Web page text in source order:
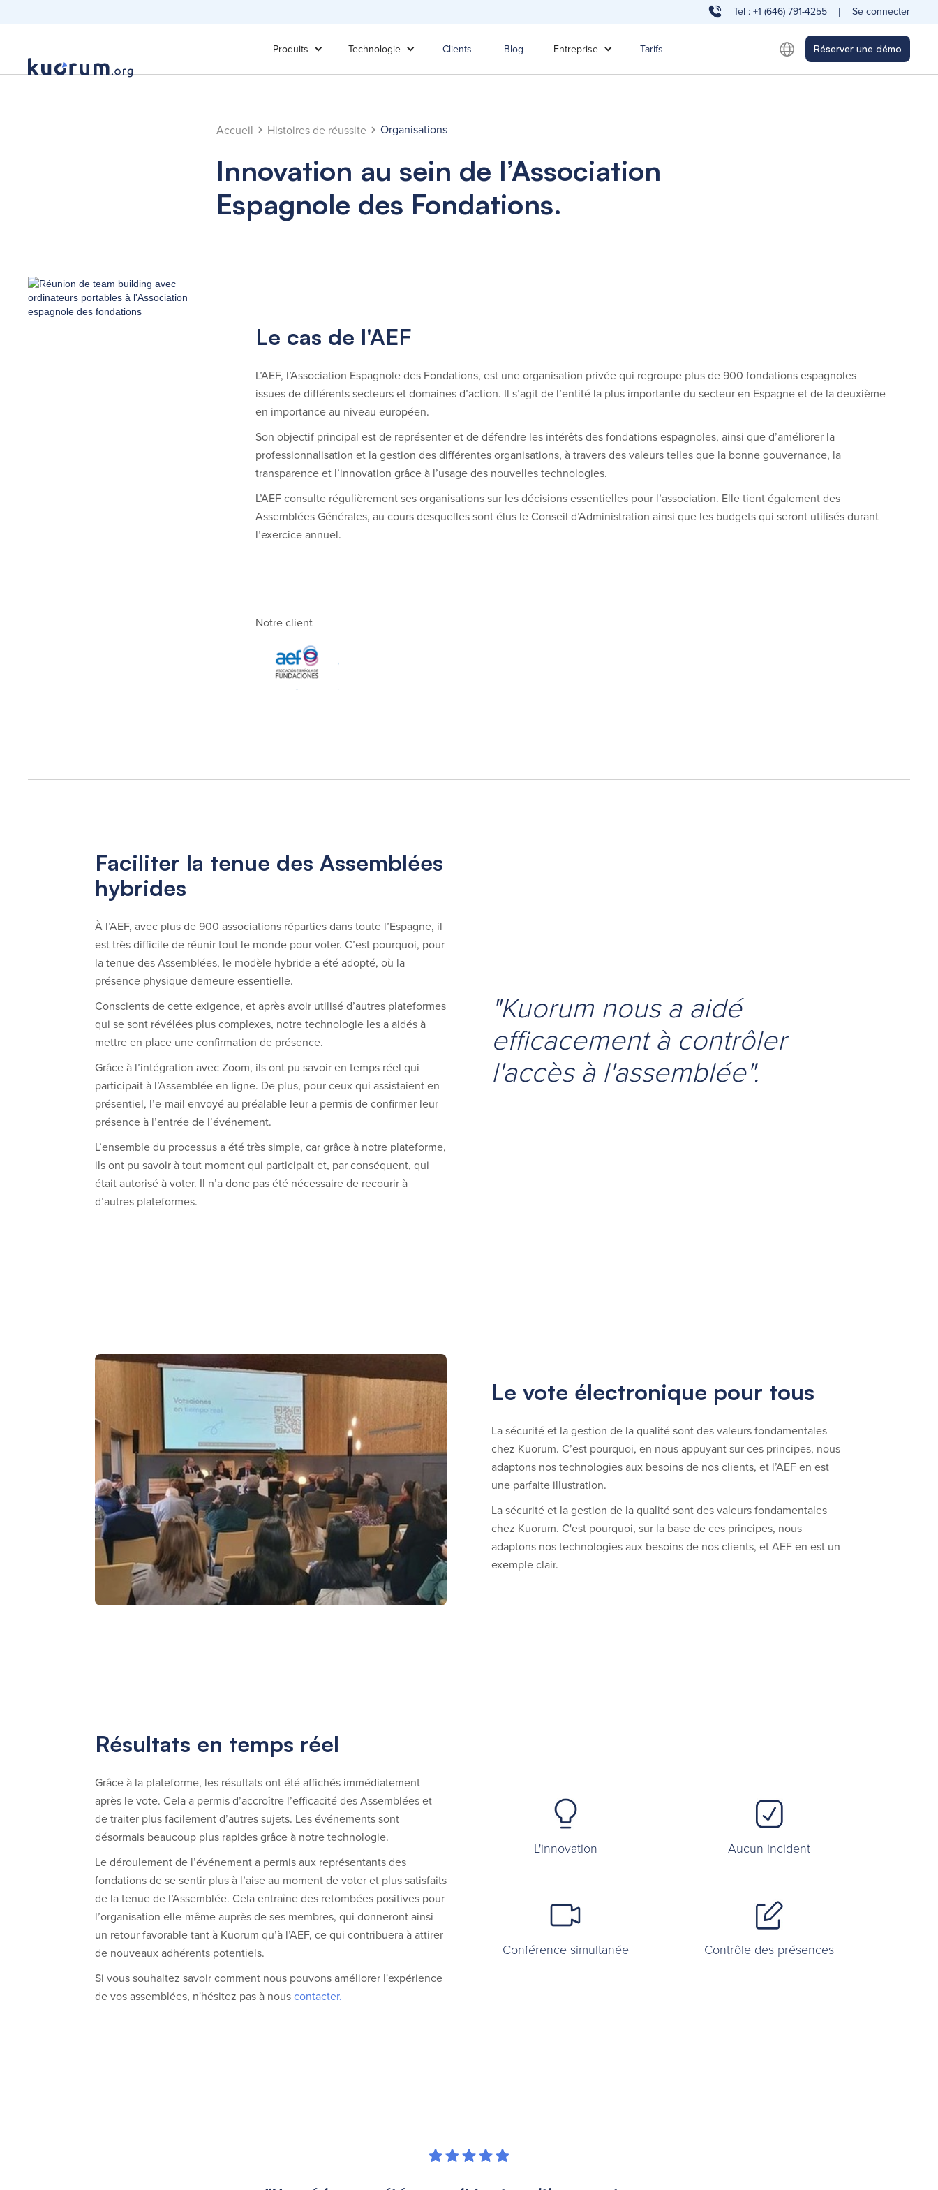
Tel : +1 (646) 791-4255 | Se connecter
Produits Technologie Clients Blog Entreprise Tarifs Réserver une démo
Accueil Histoires de réussite Organisations
Innovation au sein de l’Association
Espagnole des Fondations.
Le cas de l'AEF
L’AEF, l’Association Espagnole des Fondations, est une organisation privée qui regroupe plus de 900 fondations espagnoles
issues de différents secteurs et domaines d’action. Il s’agit de l’entité la plus importante du secteur en Espagne et de la deuxième
en importance au niveau européen.
Son objectif principal est de représenter et de défendre les intérêts des fondations espagnoles, ainsi que d’améliorer la
professionnalisation et la gestion des différentes organisations, à travers des valeurs telles que la bonne gouvernance, la
transparence et l’innovation grâce à l’usage des nouvelles technologies.
L’AEF consulte régulièrement ses organisations sur les décisions essentielles pour l’association. Elle tient également des
Assemblées Générales, au cours desquelles sont élus le Conseil d’Administration ainsi que les budgets qui seront utilisés durant
l’exercice annuel.
Notre client
Faciliter la tenue des Assemblées
hybrides
À l’AEF, avec plus de 900 associations réparties dans toute l’Espagne, il
est très difficile de réunir tout le monde pour voter. C’est pourquoi, pour
la tenue des Assemblées, le modèle hybride a été adopté, où la
présence physique demeure essentielle.
Conscients de cette exigence, et après avoir utilisé d’autres plateformes
qui se sont révélées plus complexes, notre technologie les a aidés à
mettre en place une confirmation de présence.
Grâce à l’intégration avec Zoom, ils ont pu savoir en temps réel qui
participait à l’Assemblée en ligne. De plus, pour ceux qui assistaient en
présentiel, l’e-mail envoyé au préalable leur a permis de confirmer leur
présence à l’entrée de l’événement.
L’ensemble du processus a été très simple, car grâce à notre plateforme,
ils ont pu savoir à tout moment qui participait et, par conséquent, qui
était autorisé à voter. Il n’a donc pas été nécessaire de recourir à
d’autres plateformes.
"Kuorum nous a aidé
efficacement à contrôler
l'accès à l'assemblée".
Le vote électronique pour tous
La sécurité et la gestion de la qualité sont des valeurs fondamentales
chez Kuorum. C’est pourquoi, en nous appuyant sur ces principes, nous
adaptons nos technologies aux besoins de nos clients, et l’AEF en est
une parfaite illustration.
La sécurité et la gestion de la qualité sont des valeurs fondamentales
chez Kuorum. C'est pourquoi, sur la base de ces principes, nous
adaptons nos technologies aux besoins de nos clients, et AEF en est un
exemple clair.
Résultats en temps réel
Grâce à la plateforme, les résultats ont été affichés immédiatement
après le vote. Cela a permis d’accroître l’efficacité des Assemblées et
de traiter plus facilement d’autres sujets. Les événements sont
désormais beaucoup plus rapides grâce à notre technologie.
Le déroulement de l’événement a permis aux représentants des
fondations de se sentir plus à l’aise au moment de voter et plus satisfaits
de la tenue de l’Assemblée. Cela entraîne des retombées positives pour
l’organisation elle-même auprès de ses membres, qui donneront ainsi
un retour favorable tant à Kuorum qu’à l’AEF, ce qui contribuera à attirer
de nouveaux adhérents potentiels.
Si vous souhaitez savoir comment nous pouvons améliorer l'expérience
de vos assemblées, n'hésitez pas à nouscontacter.
L'innovation Aucun incident
Conférence simultanée Contrôle des présences